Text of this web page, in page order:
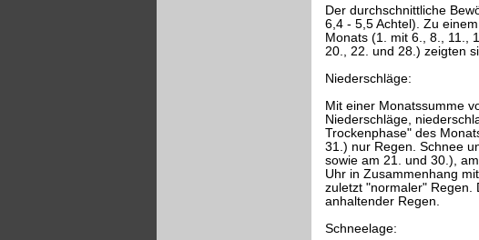
Der durchschnittliche
6,4 - 5,5 Achtel). Zu
Monats (1. mit 6., 8., 11.,
20., 22. und 28.) zeigten
Niederschläge:
Mit einer Monatssumme
Niederschläge,
Trockenphase" des
31.) nur Regen. Schnee
sowie am 21. und 30.),
Uhr in Zusammenhang
zuletzt "normaler" Regen.
anhaltender Regen.
Schneelage: